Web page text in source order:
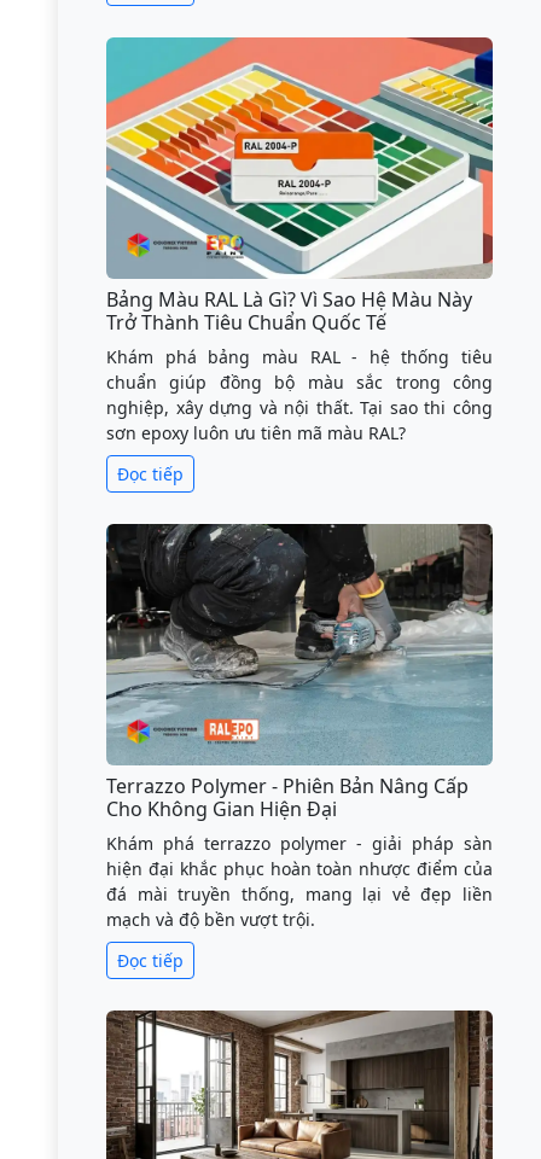
Bảng Màu RAL Là Gì? Vì Sao Hệ Màu Này
Trở Thành Tiêu Chuẩn Quốc Tế
Khám phá bảng màu RAL - hệ thống tiêu
chuẩn giúp đồng bộ màu sắc trong công
nghiệp, xây dựng và nội thất. Tại sao thi công
sơn epoxy luôn ưu tiên mã màu RAL?
Đọc tiếp
Terrazzo Polymer - Phiên Bản Nâng Cấp
Cho Không Gian Hiện Đại
Khám phá terrazzo polymer - giải pháp sàn
hiện đại khắc phục hoàn toàn nhược điểm của
đá mài truyền thống, mang lại vẻ đẹp liền
mạch và độ bền vượt trội.
Đọc tiếp